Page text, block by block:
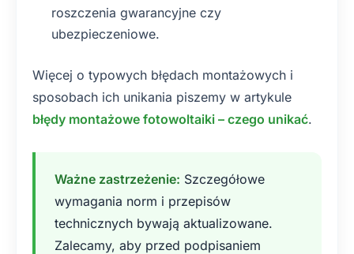
roszczenia gwarancyjne czy
ubezpieczeniowe.
Więcej o typowych błędach montażowych i
sposobach ich unikania piszemy w artykule
błędy montażowe fotowoltaiki – czego unikać.
Ważne zastrzeżenie: Szczegółowe
wymagania norm i przepisów
technicznych bywają aktualizowane.
Zalecamy, aby przed podpisaniem